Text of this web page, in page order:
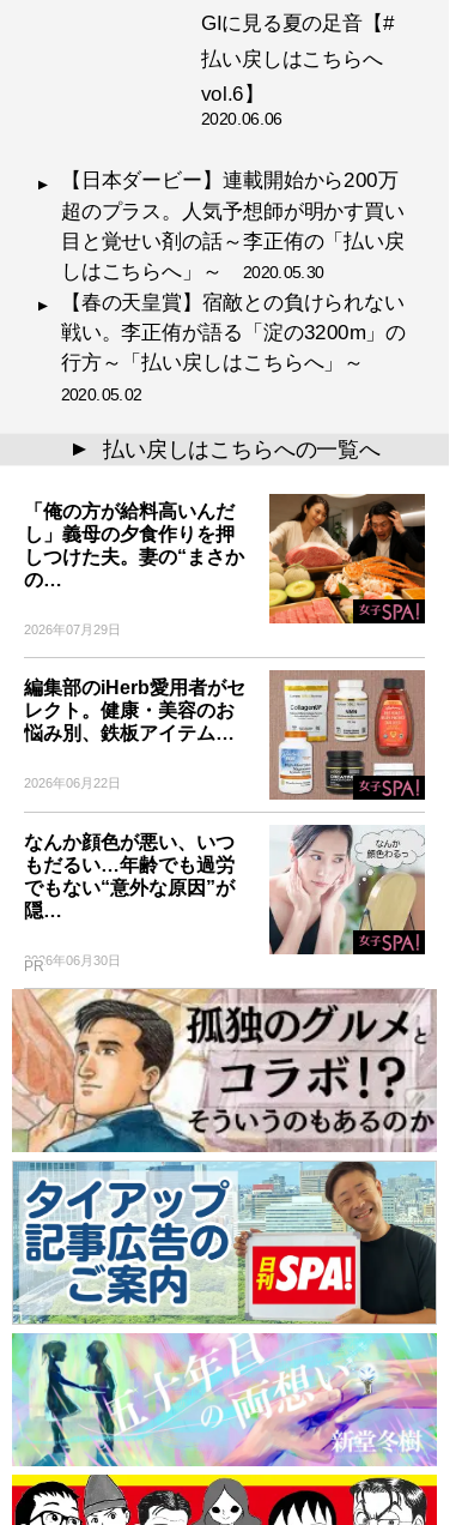
GIに見る夏の足音【#
払い戻しはこちらへ
vol.6】
2020.06.06
【日本ダービー】連載開始から200万
超のプラス。人気予想師が明かす買い
目と覚せい剤の話～李正侑の「払い戻
しはこちらへ」～ 2020.05.30
【春の天皇賞】宿敵との負けられない
戦い。李正侑が語る「淀の3200m」の
行方～「払い戻しはこちらへ」～
2020.05.02
▲ 払い戻しはこちらへの一覧へ
「俺の方が給料高いんだ
し」義母の夕食作りを押
しつけた夫。妻の“まさか
の…
2026年07月29日
編集部のiHerb愛用者がセ
レクト。健康・美容のお
悩み別、鉄板アイテム…
2026年06月22日
なんか顔色が悪い、いつ
もだるい…年齢でも過労
でもない“意外な原因”が
隠…
2026年06月30日
PR